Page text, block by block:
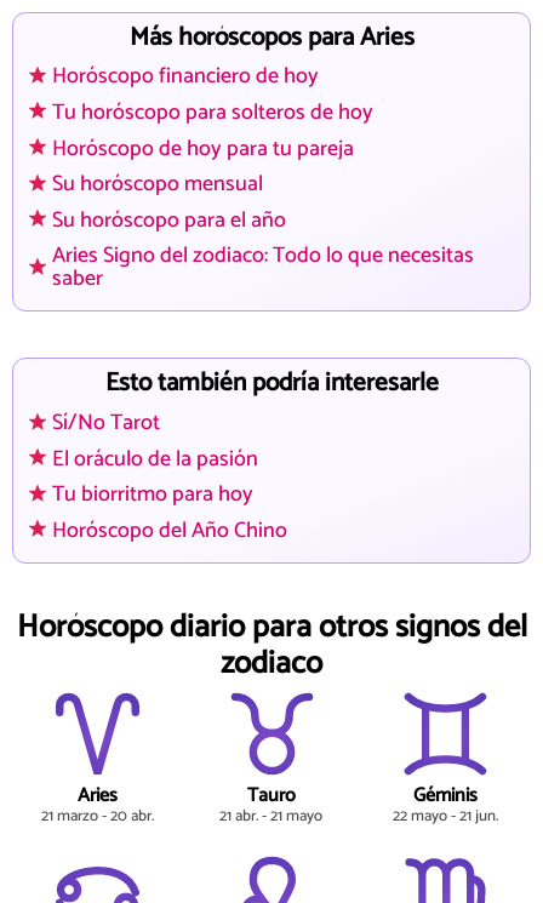
Más horóscopos para Aries
Horóscopo financiero de hoy
Tu horóscopo para solteros de hoy
Horóscopo de hoy para tu pareja
Su horóscopo mensual
Su horóscopo para el año
Aries Signo del zodiaco: Todo lo que necesitas
saber
Esto también podría interesarle
Sí/No Tarot
El oráculo de la pasión
Tu biorritmo para hoy
Horóscopo del Año Chino
Horóscopo diario para otros signos del
zodiaco
Aries
21 marzo - 20 abr.
Tauro
21 abr. - 21 mayo
Géminis
22 mayo - 21 jun.